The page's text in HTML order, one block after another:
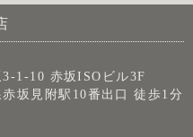
1-10 赤坂ISOビル3F
坂見附駅10番出口 徒歩1分